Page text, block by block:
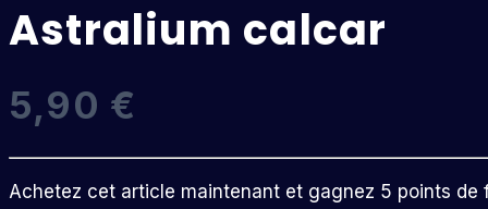
Astralium calcar
5,90 €
Achetez cet article maintenant et gagnez 5 points de